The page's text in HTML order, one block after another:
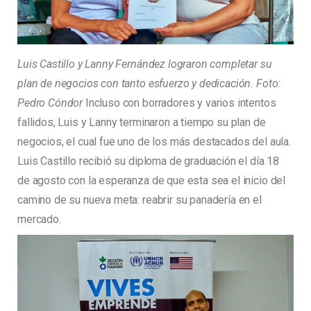
Luis Castillo y Lanny Fernández lograron completar su
plan de negocios con tanto esfuerzo y dedicación. Foto:
Pedro CóndorIncluso con borradores y varios intentos
fallidos, Luis y Lanny terminaron a tiempo su plan de
negocios, el cual fue uno de los más destacados del aula.
Luis Castillo recibió su diploma de graduación el día 18
de agosto con la esperanza de que esta sea el inicio del
camino de su nueva meta: reabrir su panadería en el
mercado.